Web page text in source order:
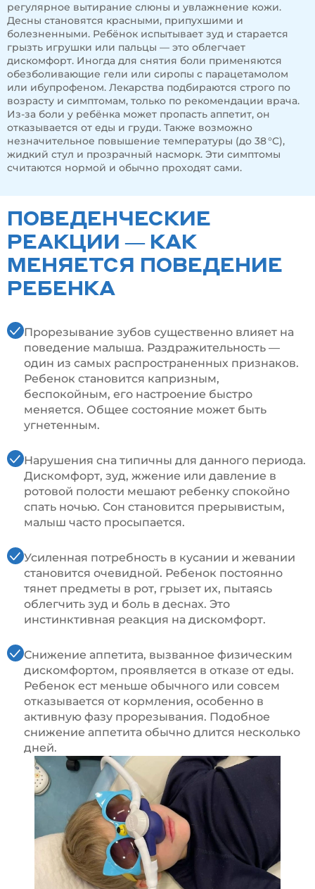
регулярное вытирание слюны и увлажнение кожи.
Десны становятся красными, припухшими и
болезненными. Ребёнок испытывает зуд и старается
грызть игрушки или пальцы — это облегчает
дискомфорт. Иногда для снятия боли применяются
обезболивающие гели или сиропы с парацетамолом
или ибупрофеном. Лекарства подбираются строго по
возрасту и симптомам, только по рекомендации врача.
Из-за боли у ребёнка может пропасть аппетит, он
отказывается от еды и груди. Также возможно
незначительное повышение температуры (до 38 °C),
жидкий стул и прозрачный насморк. Эти симптомы
считаются нормой и обычно проходят сами.
ПОВЕДЕНЧЕСКИЕ
РЕАКЦИИ — КАК
МЕНЯЕТСЯ ПОВЕДЕНИЕ
РЕБЕНКА
Прорезывание зубов существенно влияет на
поведение малыша. Раздражительность —
один из самых распространенных признаков.
Ребенок становится капризным,
беспокойным, его настроение быстро
меняется. Общее состояние может быть
угнетенным.
Нарушения сна типичны для данного периода.
Дискомфорт, зуд, жжение или давление в
ротовой полости мешают ребенку спокойно
спать ночью. Сон становится прерывистым,
малыш часто просыпается.
Усиленная потребность в кусании и жевании
становится очевидной. Ребенок постоянно
тянет предметы в рот, грызет их, пытаясь
облегчить зуд и боль в деснах. Это
инстинктивная реакция на дискомфорт.
Снижение аппетита, вызванное физическим
дискомфортом, проявляется в отказе от еды.
Ребенок ест меньше обычного или совсем
отказывается от кормления, особенно в
активную фазу прорезывания. Подобное
снижение аппетита обычно длится несколько
дней.